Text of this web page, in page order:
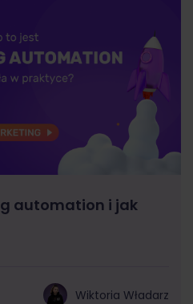
automation i jak
Wiktoria Władarz